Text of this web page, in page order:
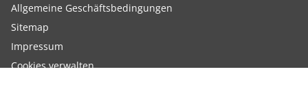
Allgemeine Geschäftsbedingungen
Sitemap
Impressum
Cookies verwalten